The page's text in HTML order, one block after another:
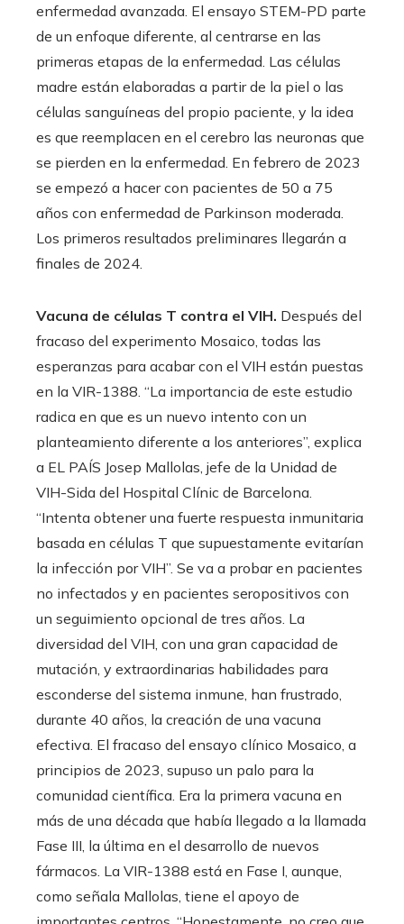
enfermedad avanzada. El ensayo STEM-PD parte
de un enfoque diferente, al centrarse en las
primeras etapas de la enfermedad. Las células
madre están elaboradas a partir de la piel o las
células sanguíneas del propio paciente, y la idea
es que reemplacen en el cerebro las neuronas que
se pierden en la enfermedad. En febrero de 2023
se empezó a hacer con pacientes de 50 a 75
años con enfermedad de Parkinson moderada.
Los primeros resultados preliminares llegarán a
finales de 2024.
Vacuna de células T contra el VIH. Después del
fracaso del experimento Mosaico, todas las
esperanzas para acabar con el VIH están puestas
en la VIR-1388. “La importancia de este estudio
radica en que es un nuevo intento con un
planteamiento diferente a los anteriores”, explica
a EL PAÍS Josep Mallolas, jefe de la Unidad de
VIH-Sida del Hospital Clínic de Barcelona.
“Intenta obtener una fuerte respuesta inmunitaria
basada en células T que supuestamente evitarían
la infección por VIH”. Se va a probar en pacientes
no infectados y en pacientes seropositivos con
un seguimiento opcional de tres años. La
diversidad del VIH, con una gran capacidad de
mutación, y extraordinarias habilidades para
esconderse del sistema inmune, han frustrado,
durante 40 años, la creación de una vacuna
efectiva. El fracaso del ensayo clínico Mosaico, a
principios de 2023, supuso un palo para la
comunidad científica. Era la primera vacuna en
más de una década que había llegado a la llamada
Fase III, la última en el desarrollo de nuevos
fármacos. La VIR-1388 está en Fase I, aunque,
como señala Mallolas, tiene el apoyo de